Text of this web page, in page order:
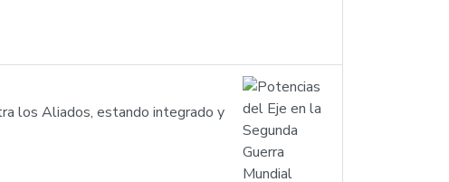
los Aliados, estando integrado y